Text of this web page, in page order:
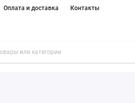
Оплата и доставка Контакты